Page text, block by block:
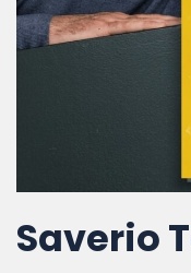
Saverio